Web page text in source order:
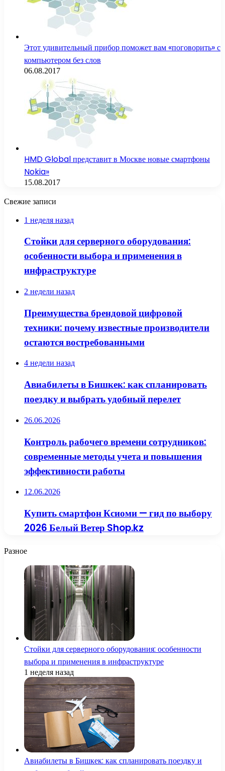
Этот удивительный прибор поможет вам «поговорить» с
компьютером без слов
06.08.2017
HMD Global представит в Москве новые смартфоны
Nokia»
15.08.2017
Свежие записи
1 неделя назад
Стойки для серверного оборудования:
особенности выбора и применения в
инфраструктуре
2 недели назад
Преимущества брендовой цифровой
техники: почему известные производители
остаются востребованными
4 недели назад
Авиабилеты в Бишкек: как спланировать
поездку и выбрать удобный перелет
26.06.2026
Контроль рабочего времени сотрудников:
современные методы учета и повышения
эффективности работы
12.06.2026
Купить смартфон Ксиоми — гид по выбору
2026 Белый Ветер Shop.kz
Разное
Стойки для серверного оборудования: особенности
выбора и применения в инфраструктуре
1 неделя назад
Авиабилеты в Бишкек: как спланировать поездку и